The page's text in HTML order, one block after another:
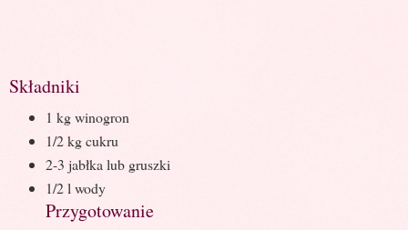
Składniki
1 kg winogron
1/2 kg cukru
2-3 jabłka lub gruszki
1/2 l wody
Przygotowanie